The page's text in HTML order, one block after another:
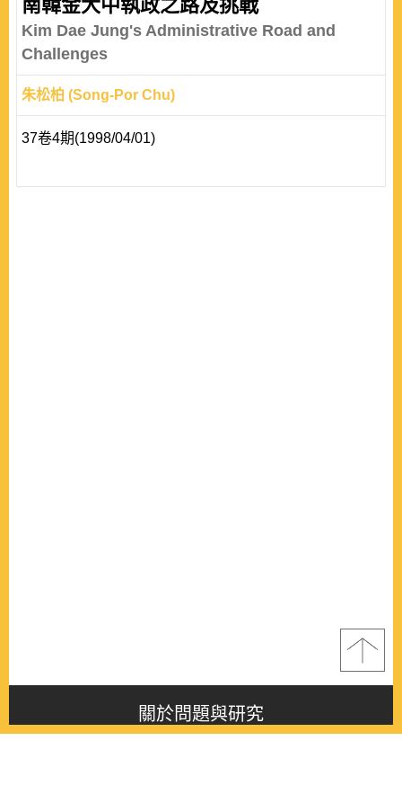
南韓金大中執政之路及挑戰
Kim Dae Jung's Administrative Road and
Challenges
朱松柏 (Song-Por Chu)
37卷4期(1998/04/01)
關於問題與研究
About this journal